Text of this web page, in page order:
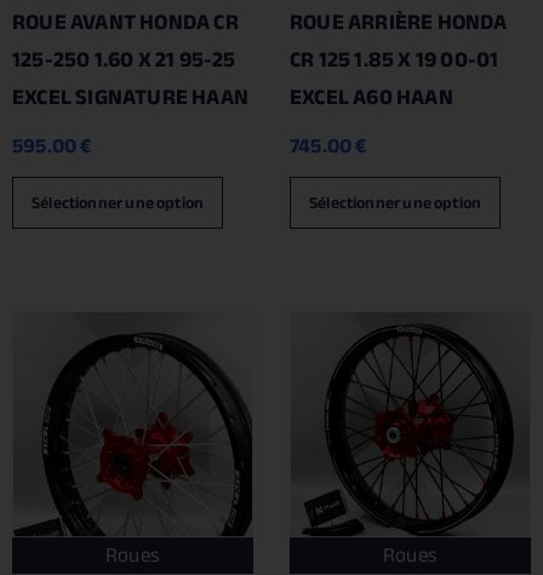
ROUE AVANT HONDA CR
125-250 1.60 X 21 95-25
EXCEL SIGNATURE HAAN
595.00€
Sélectionner une option
ROUE ARRIÈRE HONDA
CR 125 1.85 X 19 00-01
EXCEL A60 HAAN
745.00€
Sélectionner une option
Roues Roues